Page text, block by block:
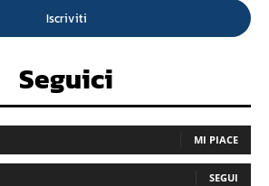
Iscriviti
Seguici
MI PIACE
SEGUI